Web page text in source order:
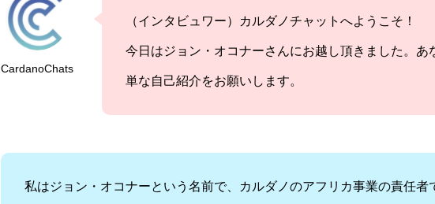
CardanoChats
（インタビュワー）カルダノチャットへようこそ！
今日はジョン・オコナーさんにお越し頂きました。
単な自己紹介をお願いします。
私はジョン・オコナーという名前で、カルダノのアフリカ事業の責任者